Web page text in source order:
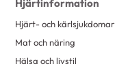
Hjärtinformation
Hjärt- och kärlsjukdomar
Mat och näring
Hälsa och livstil